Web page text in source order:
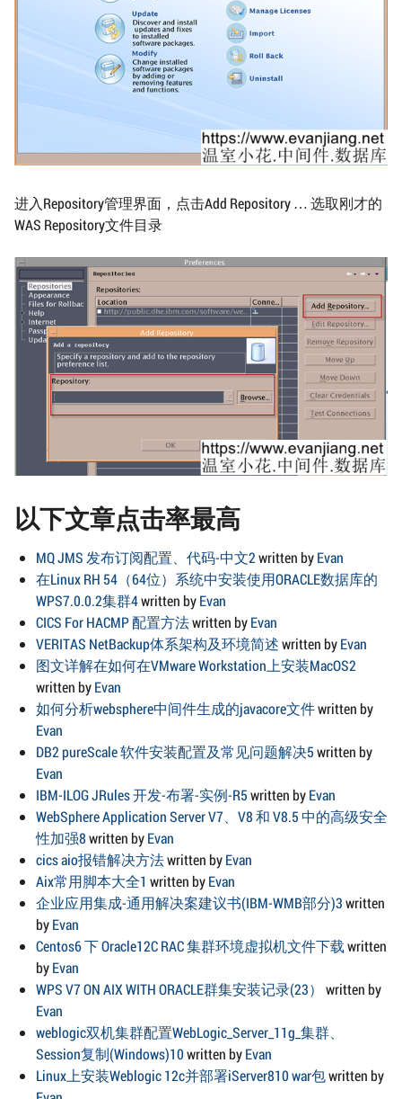
进入Repository管理界面，点击Add Repository … 选取刚才的
WAS Repository文件目录
以下文章点击率最高
MQ JMS 发布订阅配置、代码-中文2written byEvan
在Linux RH 54（64位）系统中安装使用ORACLE数据库的
WPS7.0.0.2集群4written byEvan
CICS For HACMP 配置方法written byEvan
VERITAS NetBackup体系架构及环境简述written byEvan
图文详解在如何在VMware Workstation上安装MacOS2
written byEvan
如何分析websphere中间件生成的javacore文件written by
Evan
DB2 pureScale 软件安装配置及常见问题解决5written by
Evan
IBM-ILOG JRules 开发-布署-实例-R5written byEvan
WebSphere Application Server V7、V8 和 V8.5 中的高级安全
性加强8written byEvan
cics aio报错解决方法written byEvan
Aix常用脚本大全1 written byEvan
企业应用集成-通用解决案建议书(IBM-WMB部分)3written
byEvan
Centos6 下 Oracle12C RAC 集群环境虚拟机文件下载written
byEvan
WPS V7 ON AIX WITH ORACLE群集安装记录(23）
written by
Evan
weblogic双机集群配置WebLogic_Server_11g_集群、
Session复制(Windows)10written byEvan
Linux上安装Weblogic 12c并部署iServer810 war包written by